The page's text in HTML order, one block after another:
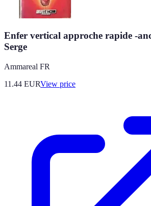
Enfer vertical approche rapide -
Serge
Ammareal FR
11.44 EURView price